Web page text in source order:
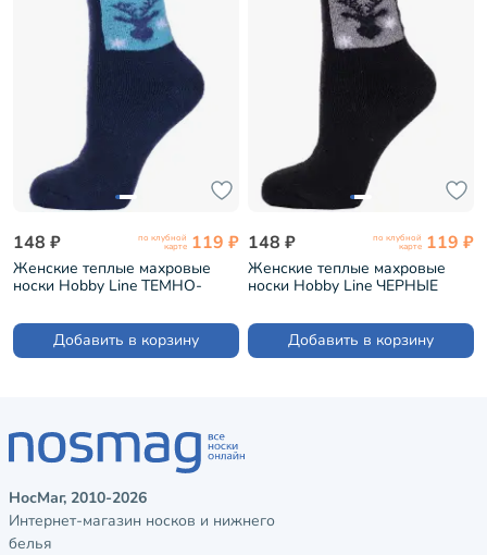
148 ₽ по клубной
карте 119 ₽
Женские теплые махровые
носки Hobby Line ТЕМНО-
Добавить в корзину
148 ₽ по клубной
карте 119 ₽
Женские теплые махровые
носки Hobby Line ЧЕРНЫЕ
Добавить в корзину
НосМаг, 2010-2026
Интернет-магазин носков и нижнего
белья